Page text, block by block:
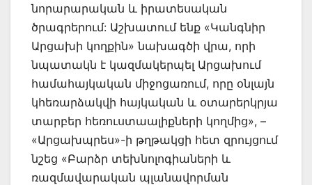
նորարարական և իրատեսական
ծրագրերում: Աշխատում ենք «Կանգնիր
Արցախի կողքին» նախագծի վրա, որի
նպատակն է կազմակերպել Արցախում
համահայկական միջոցառում, որը օնլայն
կհեռարձակվի հայկական և օտարերկրյա
տարբեր հեռուստաալիքների կողմից», –
«Արցախպրես»-ի թղթակցի հետ զրույցում
նշեց «Բարձր տեխնոլոգիաների և
ռազմավարական պլանավորման